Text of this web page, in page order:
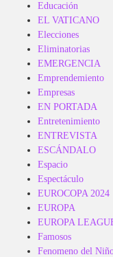
Educación
EL VATICANO
Elecciones
Eliminatorias
EMERGENCIA
Emprendemiento
Empresas
EN PORTADA
Entretenimiento
ENTREVISTA
ESCÁNDALO
Espacio
Espectáculo
EUROCOPA 2024
EUROPA
EUROPA
Famosos
Fenomeno del